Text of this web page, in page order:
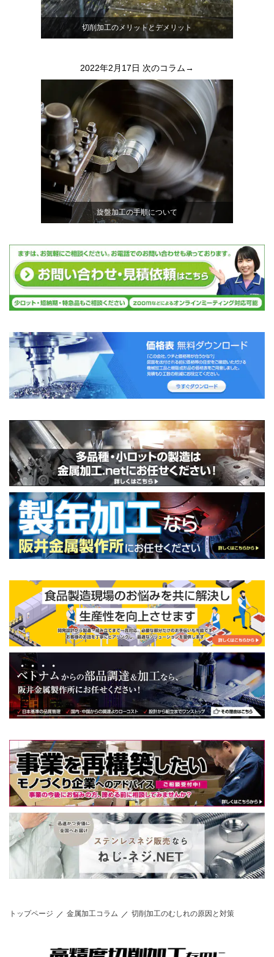
切削加工のメリットとデメリット
2022年2月17日 次のコラム→
旋盤加工の手順について
トップページ 金属加工コラム 切削加工のむしれの原因と対策